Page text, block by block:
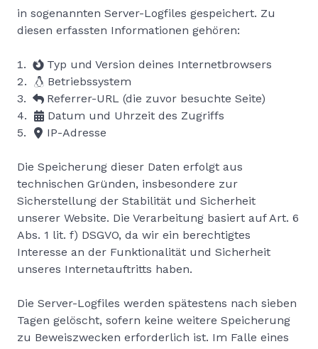
in sogenannten Server-Logfiles gespeichert. Zu
diesen erfassten Informationen gehören:
Typ und Version deines Internetbrowsers
Betriebssystem
Referrer-URL (die zuvor besuchte Seite)
Datum und Uhrzeit des Zugriffs
IP-Adresse
Die Speicherung dieser Daten erfolgt aus
technischen Gründen, insbesondere zur
Sicherstellung der Stabilität und Sicherheit
unserer Website. Die Verarbeitung basiert auf Art. 6
Abs. 1 lit. f) DSGVO, da wir ein berechtigtes
Interesse an der Funktionalität und Sicherheit
unseres Internetauftritts haben.
Die Server-Logfiles werden spätestens nach sieben
Tagen gelöscht, sofern keine weitere Speicherung
zu Beweiszwecken erforderlich ist. Im Falle eines